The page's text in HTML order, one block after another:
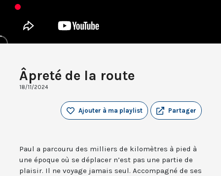
Âpreté de la route
18/11/2024
Partager
Ajouter à ma playlist
Paul a parcouru des milliers de kilomètres à pied à
une époque où se déplacer n’est pas une partie de
plaisir. Il ne voyage jamais seul. Accompagné de ses